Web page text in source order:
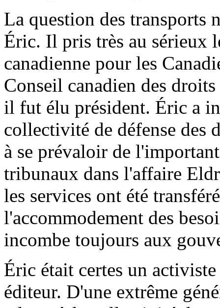
La question des transports
Éric. Il pris très au sérieux
canadienne pour les
Conseil canadien des
il fut élu président. Éric a
collectivité de défense des
à se prévaloir de
tribunaux dans l'affaire
les services ont été
l'accommodement des
incombe toujours aux
Éric était certes un
éditeur. D'une extrême